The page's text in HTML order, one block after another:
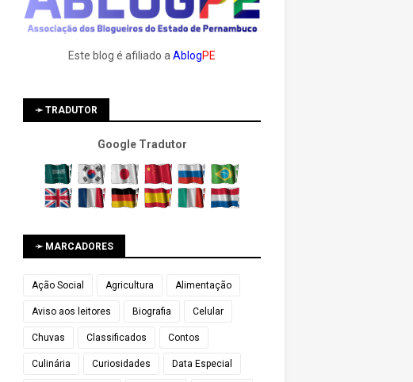
Este blog é afiliado a AblogPE
➛ TRADUTOR
Google Tradutor
➛ MARCADORES
Ação Social Agricultura Alimentação
Aviso aos leitores Biografia Celular
Chuvas Classificados Contos
Culinária Curiosidades Data Especial